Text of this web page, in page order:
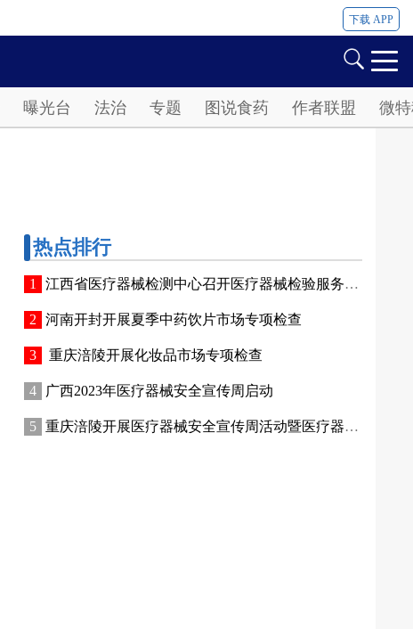
下载 APP
曝光台 法治 专题 图说食药 作者联盟 微
热点排行
江西省医疗器械检测中心召开医疗器械检验服务产业座谈会
河南开封开展夏季中药饮片市场专项检查
重庆涪陵开展化妆品市场专项检查
广西2023年医疗器械安全宣传周启动
重庆涪陵开展医疗器械安全宣传周活动暨医疗器械质量专项检查